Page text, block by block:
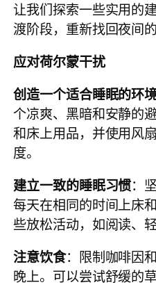
让我们探索一些实用的
渡阶段，重新找回夜间的
应对荷尔蒙干扰
创造一个适合睡眠的环
个凉爽、黑暗和安静的
和床上用品，并使用风
度。
建立一致的睡眠习惯：
每天在相同的时间上床
些放松活动，如阅读、
注意饮食：限制咖啡因
晚上。可以尝试舒缓的